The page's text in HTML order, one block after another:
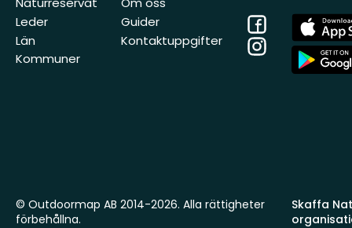
Leder
Län
Kommuner
Guider
Kontaktuppgifter
Facebook
Instagram
App
Store
App
Store
Skaffa
© Outdoormap AB 2014-2026. Alla rättigheter
förbehållna.